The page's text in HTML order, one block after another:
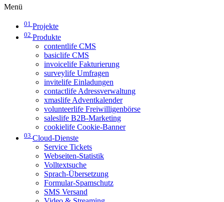
Menü
01 Projekte
02 Produkte
contentlife CMS
basiclife CMS
invoicelife Fakturierung
surveylife Umfragen
invitelife Einladungen
contactlife Adressverwaltung
xmaslife Adventkalender
volunteerlife Freiwilligenbörse
saleslife B2B-Marketing
cookielife Cookie-Banner
03 Cloud-Dienste
Service Tickets
Webseiten-Statistik
Volltextsuche
Sprach-Übersetzung
Formular-Spamschutz
SMS Versand